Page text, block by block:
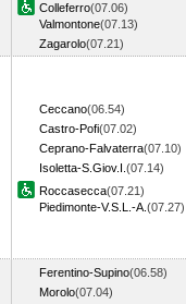
Colleferro(07.06)
Valmontone(07.13)
Zagarolo(07.21)
Ceccano(06.54)
Castro-Pofi(07.02)
Ceprano-Falvaterra(07.10)
Isoletta-S.Giov.I. (07.14)
Roccasecca(07.21)
Piedimonte-V.S.L.-A. (07.27)
Ferentino-Supino(06.58)
Morolo(07.04)